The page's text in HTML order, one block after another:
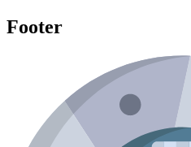
Footer